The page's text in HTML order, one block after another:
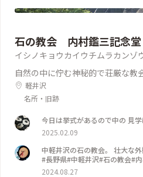
石の教会 内村鑑三記念堂
イシノキョウカイウチムラカンゾ
自然の中に佇む神秘的で荘厳な教
軽井沢
名所・旧跡
今日は挙式があるので中の 見
2025.02.09
中軽井沢の石の教会。 壮大な外観とは逆に 中は石と水でてきた まるで洞窟のような異空間。 ここが教会だなんて。
#長野県#中軽井沢#石の教会#
2024.08.27